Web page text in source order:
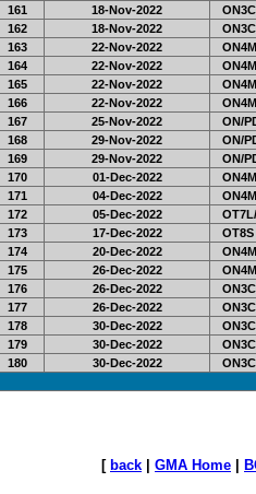
161
18-Nov-2022
162
18-Nov-2022
163
22-Nov-2022
164
22-Nov-2022
165
22-Nov-2022
166
22-Nov-2022
167
25-Nov-2022
ON/
168
29-Nov-2022
ON/
169
29-Nov-2022
ON/
170
01-Dec-2022
171
04-Dec-2022
172
05-Dec-2022
173
17-Dec-2022
OT8S
174
20-Dec-2022
175
26-Dec-2022
176
26-Dec-2022
177
26-Dec-2022
178
30-Dec-2022
179
30-Dec-2022
180
30-Dec-2022
[ back GMA Home